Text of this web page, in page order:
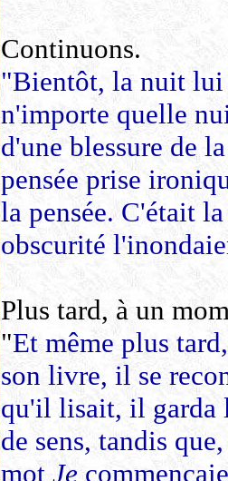
Continuons.
"Bientôt, la nuit lui
n'importe quelle
d'une blessure de
pensée prise
la pensée. C'était
obscurité
Plus tard, à un
"Et même plus
son livre, il se
qu'il lisait, il garda
de sens, tandis
mot Je